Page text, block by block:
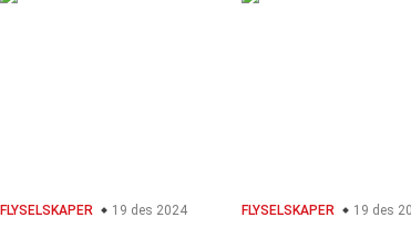
FLYSELSKAPER 19 des 2024 FLYSELSKAPER 19 des